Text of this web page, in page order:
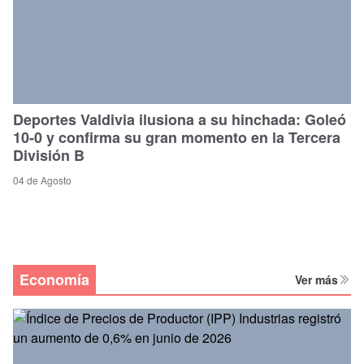
Deportes Valdivia ilusiona a su hinchada: Goleó
10-0 y confirma su gran momento en la Tercera
División B
04 de Agosto
Economía Ver más